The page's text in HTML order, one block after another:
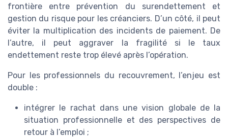
frontière entre prévention du surendettement et
gestion du risque pour les créanciers. D’un côté, il peut
éviter la multiplication des incidents de paiement. De
l’autre, il peut aggraver la fragilité si le taux
endettement reste trop élevé après l’opération.
Pour les professionnels du recouvrement, l’enjeu est
double :
intégrer le rachat dans une vision globale de la
situation professionnelle et des perspectives de
retour à l’emploi ;